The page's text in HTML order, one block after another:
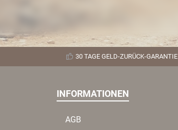
30 TAGE GELD-ZURÜCK-GARANTIE
INFORMATIONEN
AGB